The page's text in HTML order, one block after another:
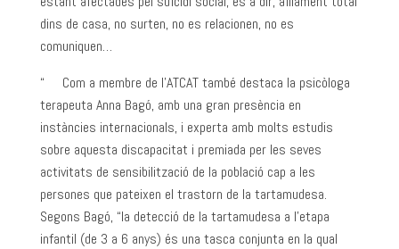
dins de casa, no surten, no es relacionen, no es
comuniquen…
“ Com a membre de l’ATCAT també destaca la psicòloga
terapeuta Anna Bagó, amb una gran presència en
instàncies internacionals, i experta amb molts estudis
sobre aquesta discapacitat i premiada per les seves
activitats de sensibilització de la població cap a les
persones que pateixen el trastorn de la tartamudesa.
Segons Bagó, “la detecció de la tartamudesa a l’etapa
infantil (de 3 a 6 anys) és una tasca conjunta en la qual